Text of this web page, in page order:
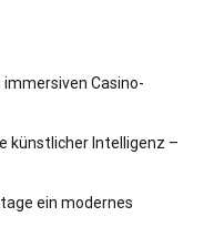
Casino-
künstlicher Intelligenz –
ein modernes